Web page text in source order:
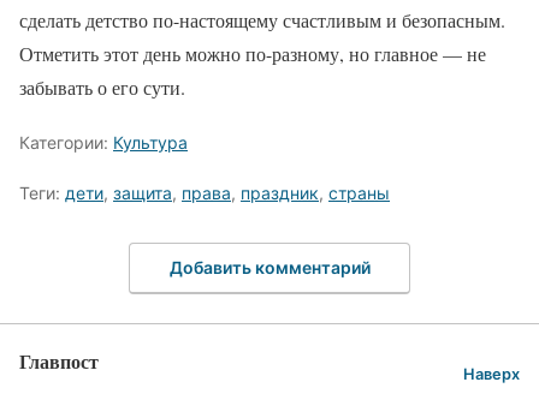
сделать детство по-настоящему счастливым и безопасным.
Отметить этот день можно по-разному, но главное — не
забывать о его сути.
Категории: Культура
Теги: дети, защита, права, праздник, страны
Добавить комментарий
Главпост Наверх